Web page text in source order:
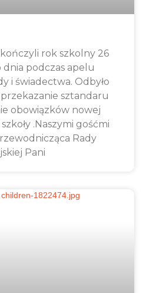
rok szkolny 26
dnia podczas apelu
i świadectwa. Odbyło
sztandaru
obowiązków nowej
.Naszymi gośćmi
Rady
Pani